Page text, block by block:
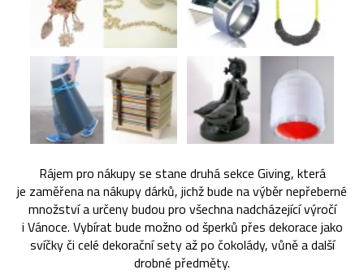
Rájem pro nákupy se stane druhá sekce Giving, která
je zaměřena na nákupy dárků, jichž bude na výběr nepřeberné
množství a určeny budou pro všechna nadcházející výročí
i Vánoce. Vybírat bude možno od šperků přes dekorace jako
svíčky či celé dekorační sety až po čokolády, vůně a další
drobné předměty.